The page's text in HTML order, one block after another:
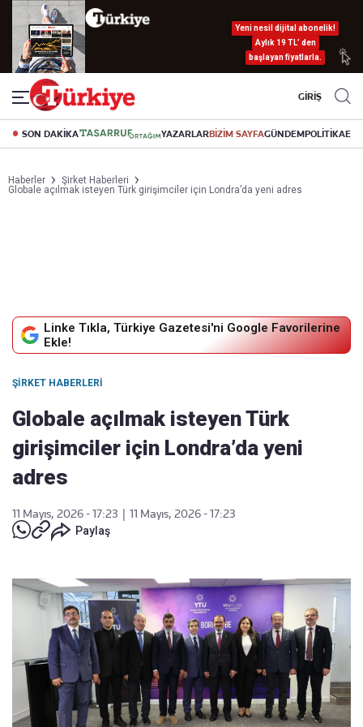
Yeni nesil dijital abonelik!
Aylık 19 TL’ den
başlayan fiyatlarla.
GİRİŞ
SON DAKİKA YAZARLARBİZİM SAYFAGÜNDEMPOLİTİKA
Haberler
Şirket Haberleri
Globale açılmak isteyen Türk girişimciler için Londra’da yeni adres
Linke Tıkla, Türkiye Gazetesi'ni Google Favorilerine
Ekle!
ŞIRKET HABERLERI
Globale açılmak isteyen Türk
girişimciler için Londra’da yeni
adres
11 Mayıs, 2026 - 17:23
11 Mayıs, 2026 - 17:23
Paylaş